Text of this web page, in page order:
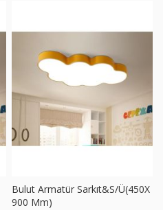
Bulut Armatür Sarkıt&S/Ü(450X
900 Mm)